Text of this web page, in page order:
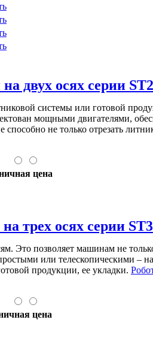
двух осях серии ST2
системы или готовой
мощными двигателями,
не только отрезать
цена
трех осях серии ST3
позволяет машинам не
или телескопическими –
продукции, ее укладки.
цена